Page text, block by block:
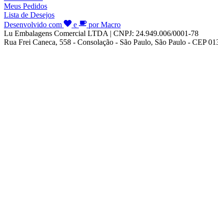
Meus Pedidos
Lista de Desejos
Desenvolvido com
e
por Macro
Lu Embalagens Comercial LTDA | CNPJ: 24.949.006/0001-78
Rua Frei Caneca, 558 - Consolação - São Paulo, São Paulo - CEP